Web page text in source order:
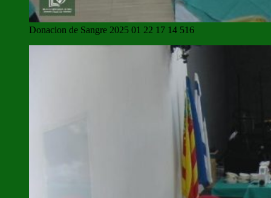
Donacion de Sangre 2025 01 22 17 14 516